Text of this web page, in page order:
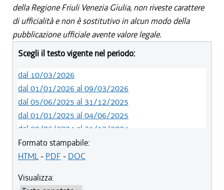
della Regione Friuli Venezia Giulia, non riveste carattere
di ufficialità e non è sostitutivo in alcun modo della
pubblicazione ufficiale avente valore legale.
Scegli il testo vigente nel periodo:
dal 10/03/2026
dal 01/01/2026 al 09/03/2026
dal 05/06/2025 al 31/12/2025
dal 01/01/2025 al 04/06/2025
dal 29/06/2024 al 31/12/2024
dal 23/02/2023 al 28/06/2024
dal 12/08/2021 al 22/02/2023
dal 29/10/2020 al 31/12/2020
Formato stampabile:
HTML- PDF - DOC
Visualizza: